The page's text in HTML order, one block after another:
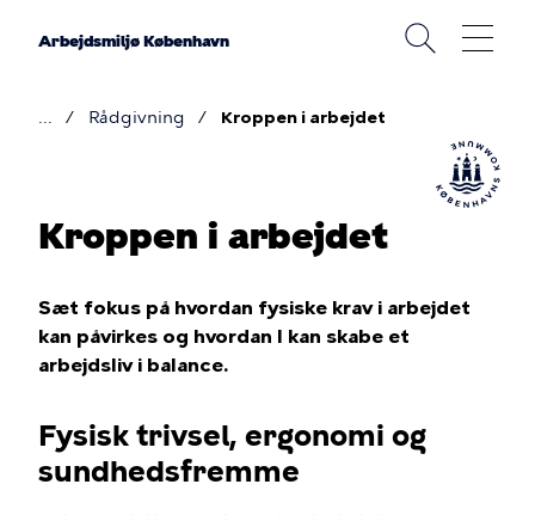
Arbejdsmiljø København
Rådgivning Kroppen i arbejdet
Kroppen i arbejdet
Sæt fokus på hvordan fysiske krav i arbejdet
kan påvirkes og hvordan I kan skabe et
arbejdsliv i balance.
Fysisk trivsel, ergonomi og
sundhedsfremme